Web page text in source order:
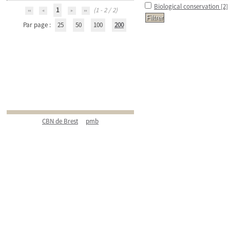
1
(1 - 2 / 2)
Par page :
25 50 100 200
CBN de Brest pmb
Biological conservation [2]